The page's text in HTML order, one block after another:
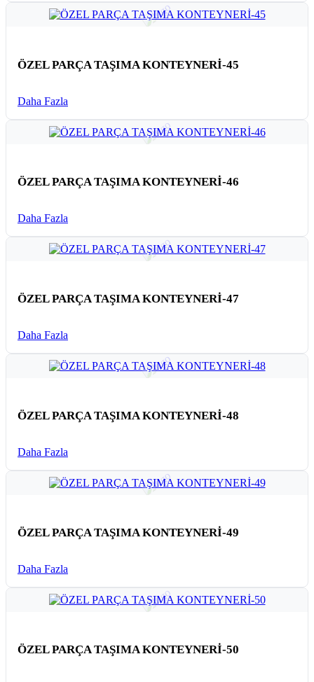
ÖZEL PARÇA TAŞIMA KONTEYNERİ-45
Daha Fazla
ÖZEL PARÇA TAŞIMA KONTEYNERİ-46
Daha Fazla
ÖZEL PARÇA TAŞIMA KONTEYNERİ-47
Daha Fazla
ÖZEL PARÇA TAŞIMA KONTEYNERİ-48
Daha Fazla
ÖZEL PARÇA TAŞIMA KONTEYNERİ-49
Daha Fazla
ÖZEL PARÇA TAŞIMA KONTEYNERİ-50